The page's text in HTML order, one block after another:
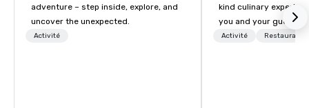
adventure – step inside, explore, and
uncover the unexpected.
Activité
kind culinary
you and your guests
memories and
Activité Restauration